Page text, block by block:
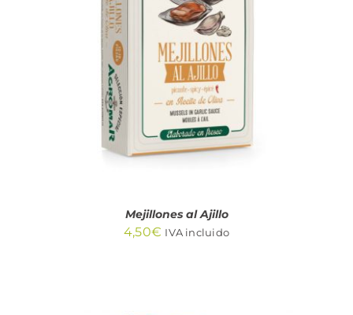
AÑADIR AL CARRITO
DETALLES
Mejillones al Ajillo
4,50€ IVA incluido